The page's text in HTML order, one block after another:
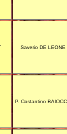
Saverio DE LEONE
P. Costantino